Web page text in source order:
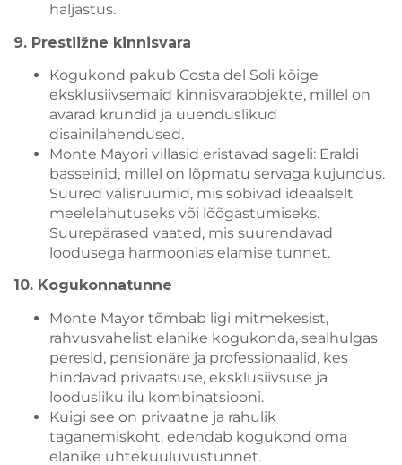
haljastus.
9. Prestiižne kinnisvara
Kogukond pakub Costa del Soli kõige
eksklusiivsemaid kinnisvaraobjekte, millel on
avarad krundid ja uuenduslikud
disainilahendused.
Monte Mayori villasid eristavad sageli: Eraldi
basseinid, millel on lõpmatu servaga kujundus.
Suured välisruumid, mis sobivad ideaalselt
meelelahutuseks või lõõgastumiseks.
Suurepärased vaated, mis suurendavad
loodusega harmoonias elamise tunnet.
10. Kogukonnatunne
Monte Mayor tõmbab ligi mitmekesist,
rahvusvahelist elanike kogukonda, sealhulgas
peresid, pensionäre ja professionaalid, kes
hindavad privaatsuse, eksklusiivsuse ja
loodusliku ilu kombinatsiooni.
Kuigi see on privaatne ja rahulik
taganemiskoht, edendab kogukond oma
elanike ühtekuuluvustunnet.